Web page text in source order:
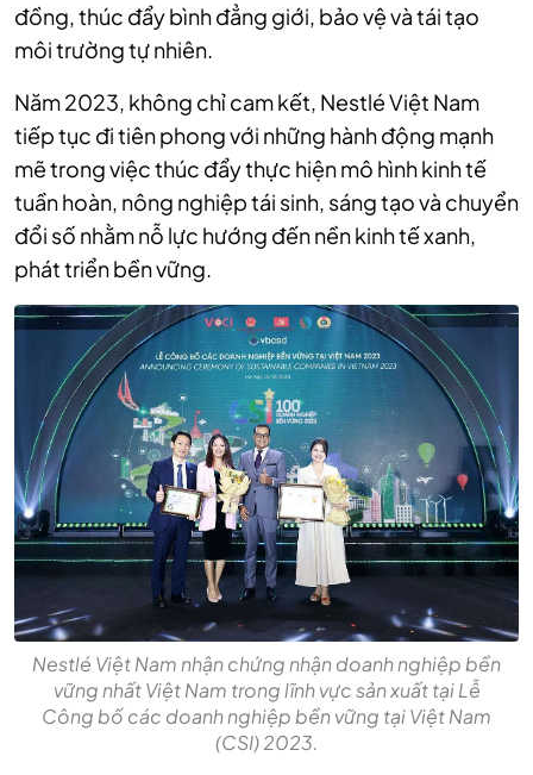
đồng, thúc đẩy bình đẳng giới, bảo vệ và tái tạo
môi trường tự nhiên.
Năm 2023, không chỉ cam kết, Nestlé Việt Nam
tiếp tục đi tiên phong với những hành động mạnh
mẽ trong việc thúc đẩy thực hiện mô hình kinh tế
tuần hoàn, nông nghiệp tái sinh, sáng tạo và chuyển
đổi số nhằm nỗ lực hướng đến nền kinh tế xanh,
phát triển bền vững.
Nestlé Việt Nam nhận chứng nhận doanh nghiệp bền
vững nhất Việt Nam trong lĩnh vực sản xuất tại Lễ
Công bố các doanh nghiệp bền vững tại Việt Nam
(CSI) 2023.